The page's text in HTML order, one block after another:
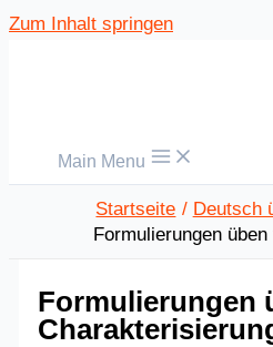
Zum Inhalt springen
Main Menu
Startseite Deutsch
Formulierungen
Formulierungen